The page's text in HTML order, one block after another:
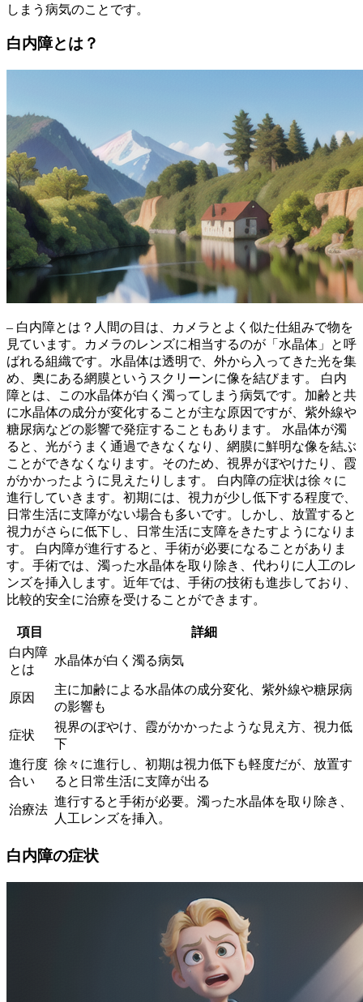
しまう病気のことです。
白内障とは？
– 白内障とは？人間の目は、カメラとよく似た仕組みで物を
見ています。カメラのレンズに相当するのが 「水晶体」
と呼
ばれる組織です。水晶体は透明で、外から入ってきた光を集
め、奥にある網膜というスクリーンに像を結びます。 白内
障とは、この水晶体が白く濁ってしまう病気です。加齢と共
に水晶体の成分が変化することが主な原因ですが、紫外線や
糖尿病などの影響で発症することもあります。 水晶体が濁
ると、光がうまく通過できなくなり、網膜に鮮明な像を結ぶ
ことができなくなります。そのため、視界がぼやけたり、霞
がかかったように見えたりします。 白内障の症状は徐々に
進行していきます。初期には、視力が少し低下する程度で、
日常生活に支障がない場合も多いです。しかし、放置すると
視力がさらに低下し、
日常生活に支障をきたすようになりま
す。 白内障が進行すると、 手術が必要になることがありま
す。手術では、濁った水晶体を取り除き、代わりに人工のレ
ンズを挿入します。近年では、手術の技術も進歩しており、
比較的安全に治療を受けることができます。
項目
詳細
白内障
とは
水晶体が白く濁る病気
原因
主に加齢による水晶体の成分変化、紫外線や糖尿病
の影響も
症状
視界のぼやけ、霞がかかったような見え方、視力低
下
進行度
合い
徐々に進行し、初期は視力低下も軽度だが、放置す
ると日常生活に支障が出る
治療法
進行すると手術が必要。濁った水晶体を取り除き、
人工レンズを挿入。
白内障の症状